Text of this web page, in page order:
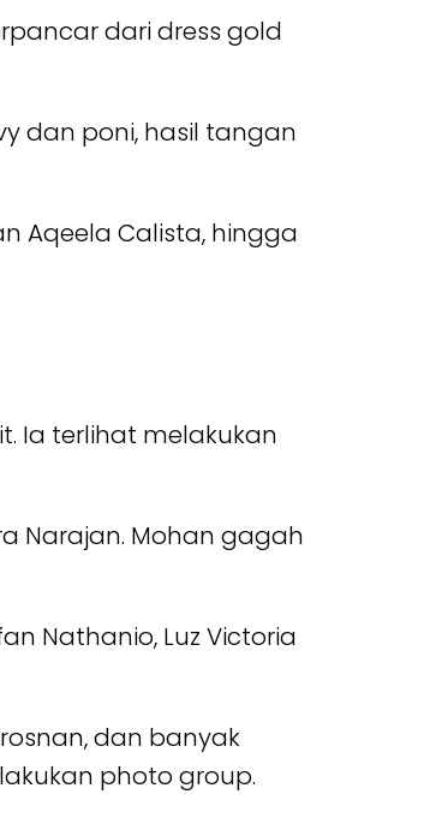
dari dress gold
dan poni, hasil tangan
Aqeela Calista, hingga
Ia terlihat melakukan
Narajan. Mohan gagah
Nathanio, Luz Victoria
dan banyak
photo group.